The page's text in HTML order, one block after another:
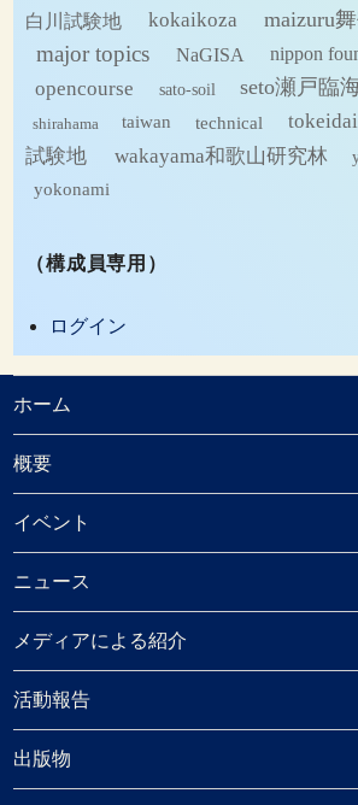
白川試験地
kokaikoza maizuru
major topics NaGISA nippon
opencourse sato-soil seto瀬戸臨
shirahama taiwan technical tokeidai
試験地
wakayama和歌山研究林
yokonami
（構成員専用）
ログイン
ホーム
概要
イベント
ニュース
メディアによる紹介
活動報告
出版物